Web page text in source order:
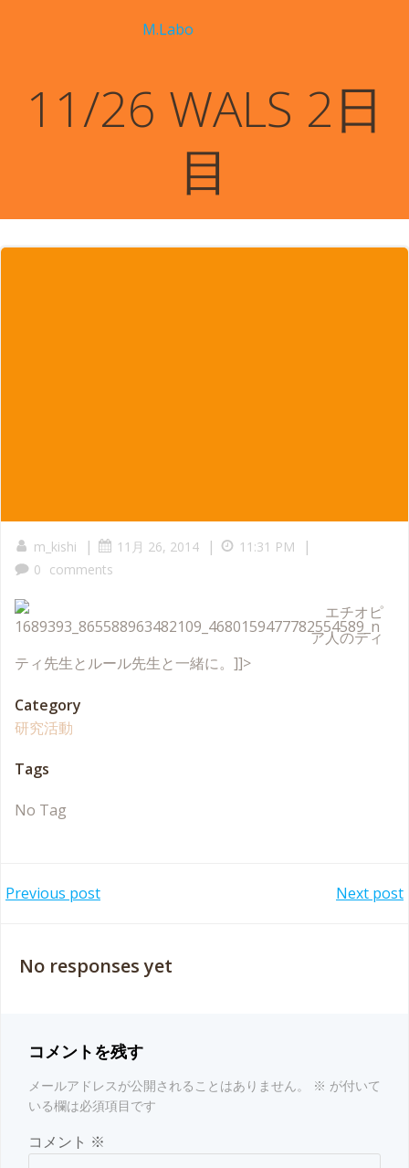
ツ
へ
キ
ッ
M.Labo
11/26 WALS 2日
目
m_kishi | 11月 26, 2014 | 11:31 PM |
0 comments
エチオピ
ア人のティ
ティ先生とルール先生と一緒に。]]>
Category
研究活動
Tags
No Tag
Post
navigation
Previous post Next post
No responses yet
コメントを残す
メールアドレスが公開されることはありません。 ※ が付いて
いる欄は必須項目です
コメント ※